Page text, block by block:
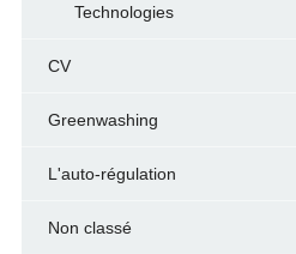
Technologies
CV
Greenwashing
L'auto-régulation
Non classé